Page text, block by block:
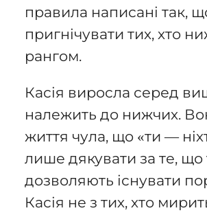
правила написані так,
пригнічувати тих, хто
рангом.
Касія виросла серед
належить до нижчих.
життя чула, що «ти —
лише дякувати за те, що
дозволяють існувати
Касія не з тих, хто